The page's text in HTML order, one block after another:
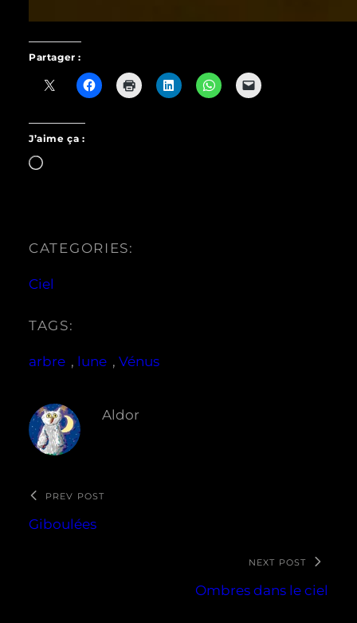
Partager :
J’aime ça :
Chargement…
CATEGORIES:
Ciel
TAGS:
arbre , lune , Vénus
Aldor
PREV POST
Giboulées
NEXT POST
Ombres dans le ciel